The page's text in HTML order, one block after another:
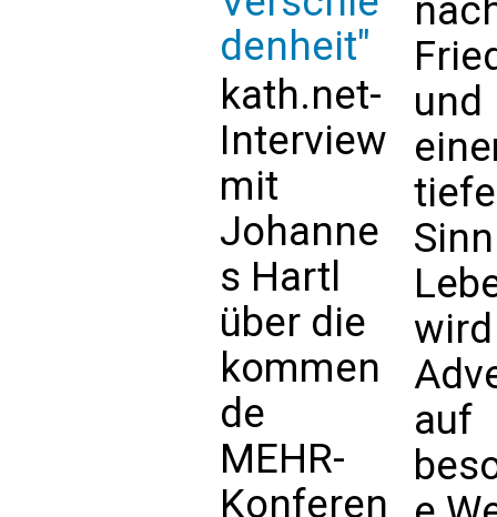
denheit"
kath.net-
Interview
mit
Johanne
s Hartl
über die
kommen
de
MEHR-
Konferen
und
auf